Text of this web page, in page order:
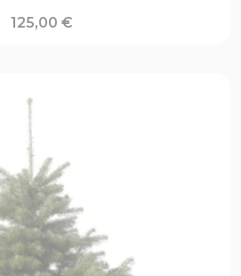
125,00 €